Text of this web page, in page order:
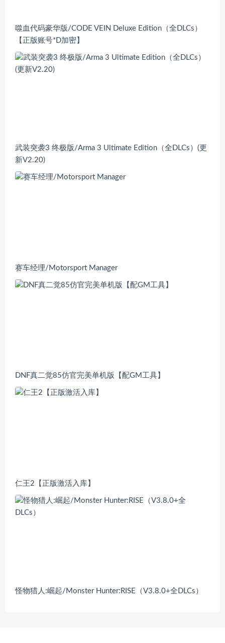
噬血代码豪华版/CODE VEIN Deluxe Edition（全DLCs）
【正版账号*D加密】
武装突袭3 终极版/Arma 3 Ultimate Edition（全DLCs）(更
新V2.20)
赛车经理/Motorsport Manager
DNF真二觉85仿官完美单机版【配GM工具】
仁王2【正版激活入库】
怪物猎人:崛起/Monster Hunter:RISE（V3.8.0+全DLCs）